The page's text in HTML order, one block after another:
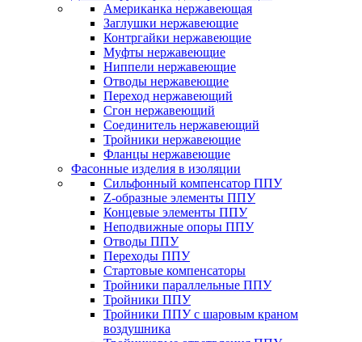
Американка нержавеющая
Заглушки нержавеющие
Контргайки нержавеющие
Муфты нержавеющие
Ниппели нержавеющие
Отводы нержавеющие
Переход нержавеющий
Сгон нержавеющий
Соединитель нержавеющий
Тройники нержавеющие
Фланцы нержавеющие
Фасонные изделия в изоляции
Cильфонный компенсатор ППУ
Z-образные элементы ППУ
Концевые элементы ППУ
Неподвижные опоры ППУ
Отводы ППУ
Переходы ППУ
Стартовые компенсаторы
Тройники параллельные ППУ
Тройники ППУ
Тройники ППУ с шаровым краном
воздушника